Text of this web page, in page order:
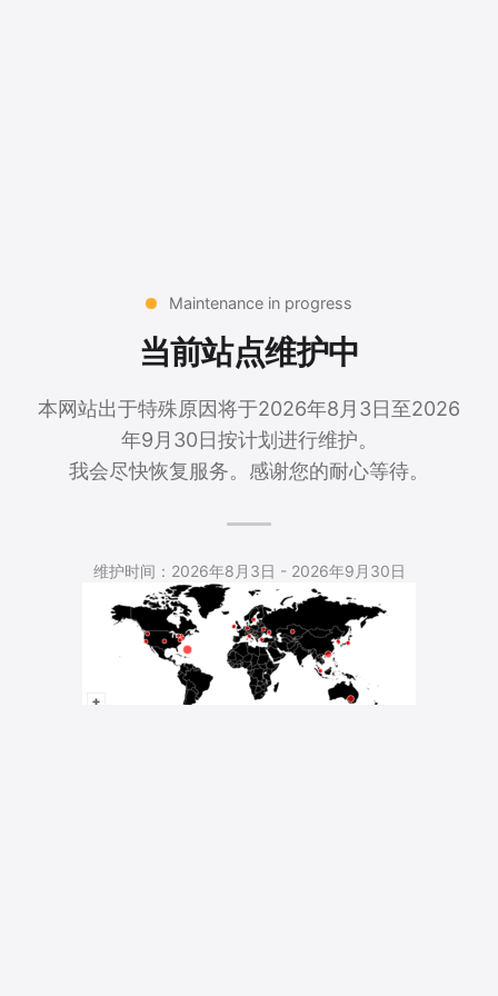
Maintenance in progress
当前站点维护中
本网站出于特殊原因将于2026年8月3日至2026
年9月30日按计划进行维护。
我会尽快恢复服务。感谢您的耐心等待。
维护时间：2026年8月3日 - 2026年9月30日
5,544 Total Pageviews